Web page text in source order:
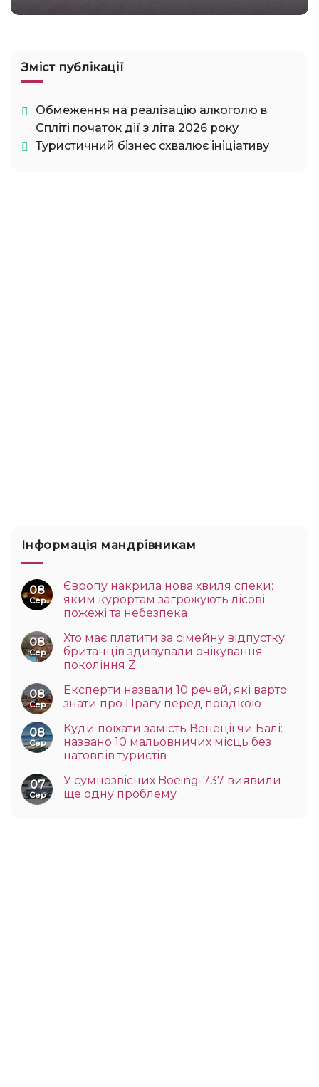
Зміст публікації
Обмеження на реалізацію алкоголю в
Спліті початок дії з літа 2026 року
Туристичний бізнес схвалює ініціативу
Інформація мандрівникам
08
Сер
Європу накрила нова хвиля спеки:
яким курортам загрожують лісові
пожежі та небезпека
08
Сер
Хто має платити за сімейну відпустку:
британців здивували очікування
покоління Z
08
Сер
Експерти назвали 10 речей, які варто
знати про Прагу перед поїздкою
08
Сер
Куди поїхати замість Венеції чи Балі:
названо 10 мальовничих місць без
натовпів туристів
07
Сер
У сумнозвісних Boeing-737 виявили
ще одну проблему